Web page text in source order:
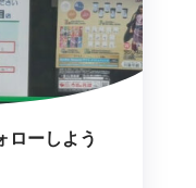
ローしよう